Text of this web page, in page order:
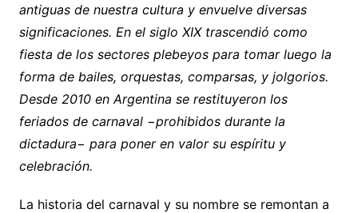
antiguas de nuestra cultura y envuelve diversas
significaciones. En el siglo XIX trascendió como
fiesta de los sectores plebeyos para tomar luego la
forma de bailes, orquestas, comparsas, y jolgorios.
Desde 2010 en Argentina se restituyeron los
feriados de carnaval −prohibidos durante la
dictadura− para poner en valor su espíritu y
celebración.
La historia del carnaval y su nombre se remontan a